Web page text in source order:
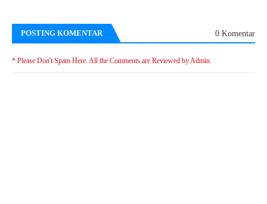
POSTING KOMENTAR 0 Komentar
* Please Don't Spam Here. All the Comments are Reviewed by Admin.